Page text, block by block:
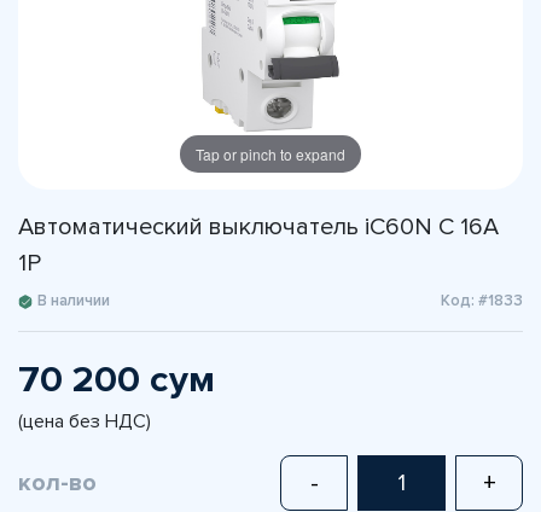
Tap or pinch to expand
Автоматический выключатель iC60N C 16A
1P
В наличии Код: #1833
70 200 сум
(цена без НДС)
кол-во - +